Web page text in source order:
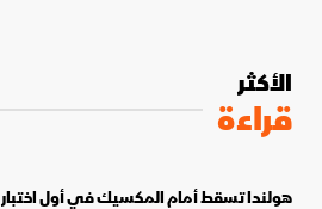
الأكثر
قراءة
هولندا تسقط أمام المكسيك في أول اختبار